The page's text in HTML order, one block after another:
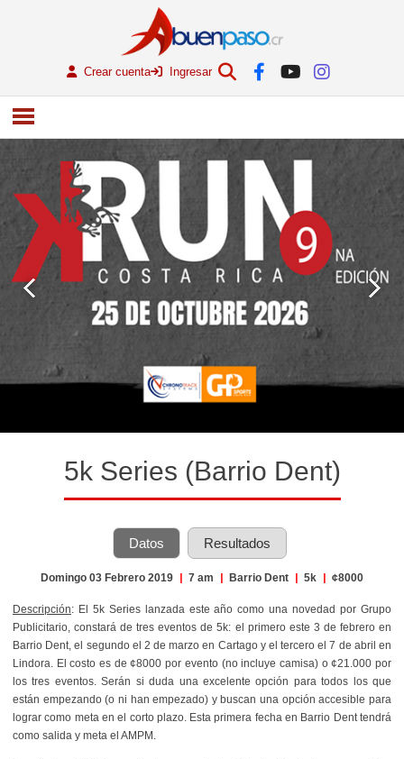
Crear cuenta Ingresar
5k Series (Barrio Dent)
Datos Resultados
Domingo 03 Febrero 2019 | 7 am | Barrio Dent | 5k | ¢8000
Descripción: El 5k Series lanzada este año como una novedad por Grupo
Publicitario, constará de tres eventos de 5k: el primero este 3 de febrero en
Barrio Dent, el segundo el 2 de marzo en Cartago y el tercero el 7 de abril en
Lindora. El costo es de ¢8000 por evento (no incluye camisa) o ¢21.000 por
los tres eventos. Serán si duda una excelente opción para todos los que
están empezando (o ni han empezado) y buscan una opción accesible para
lograr como meta en el corto plazo. Esta primera fecha en Barrio Dent tendrá
como salida y meta el AMPM.